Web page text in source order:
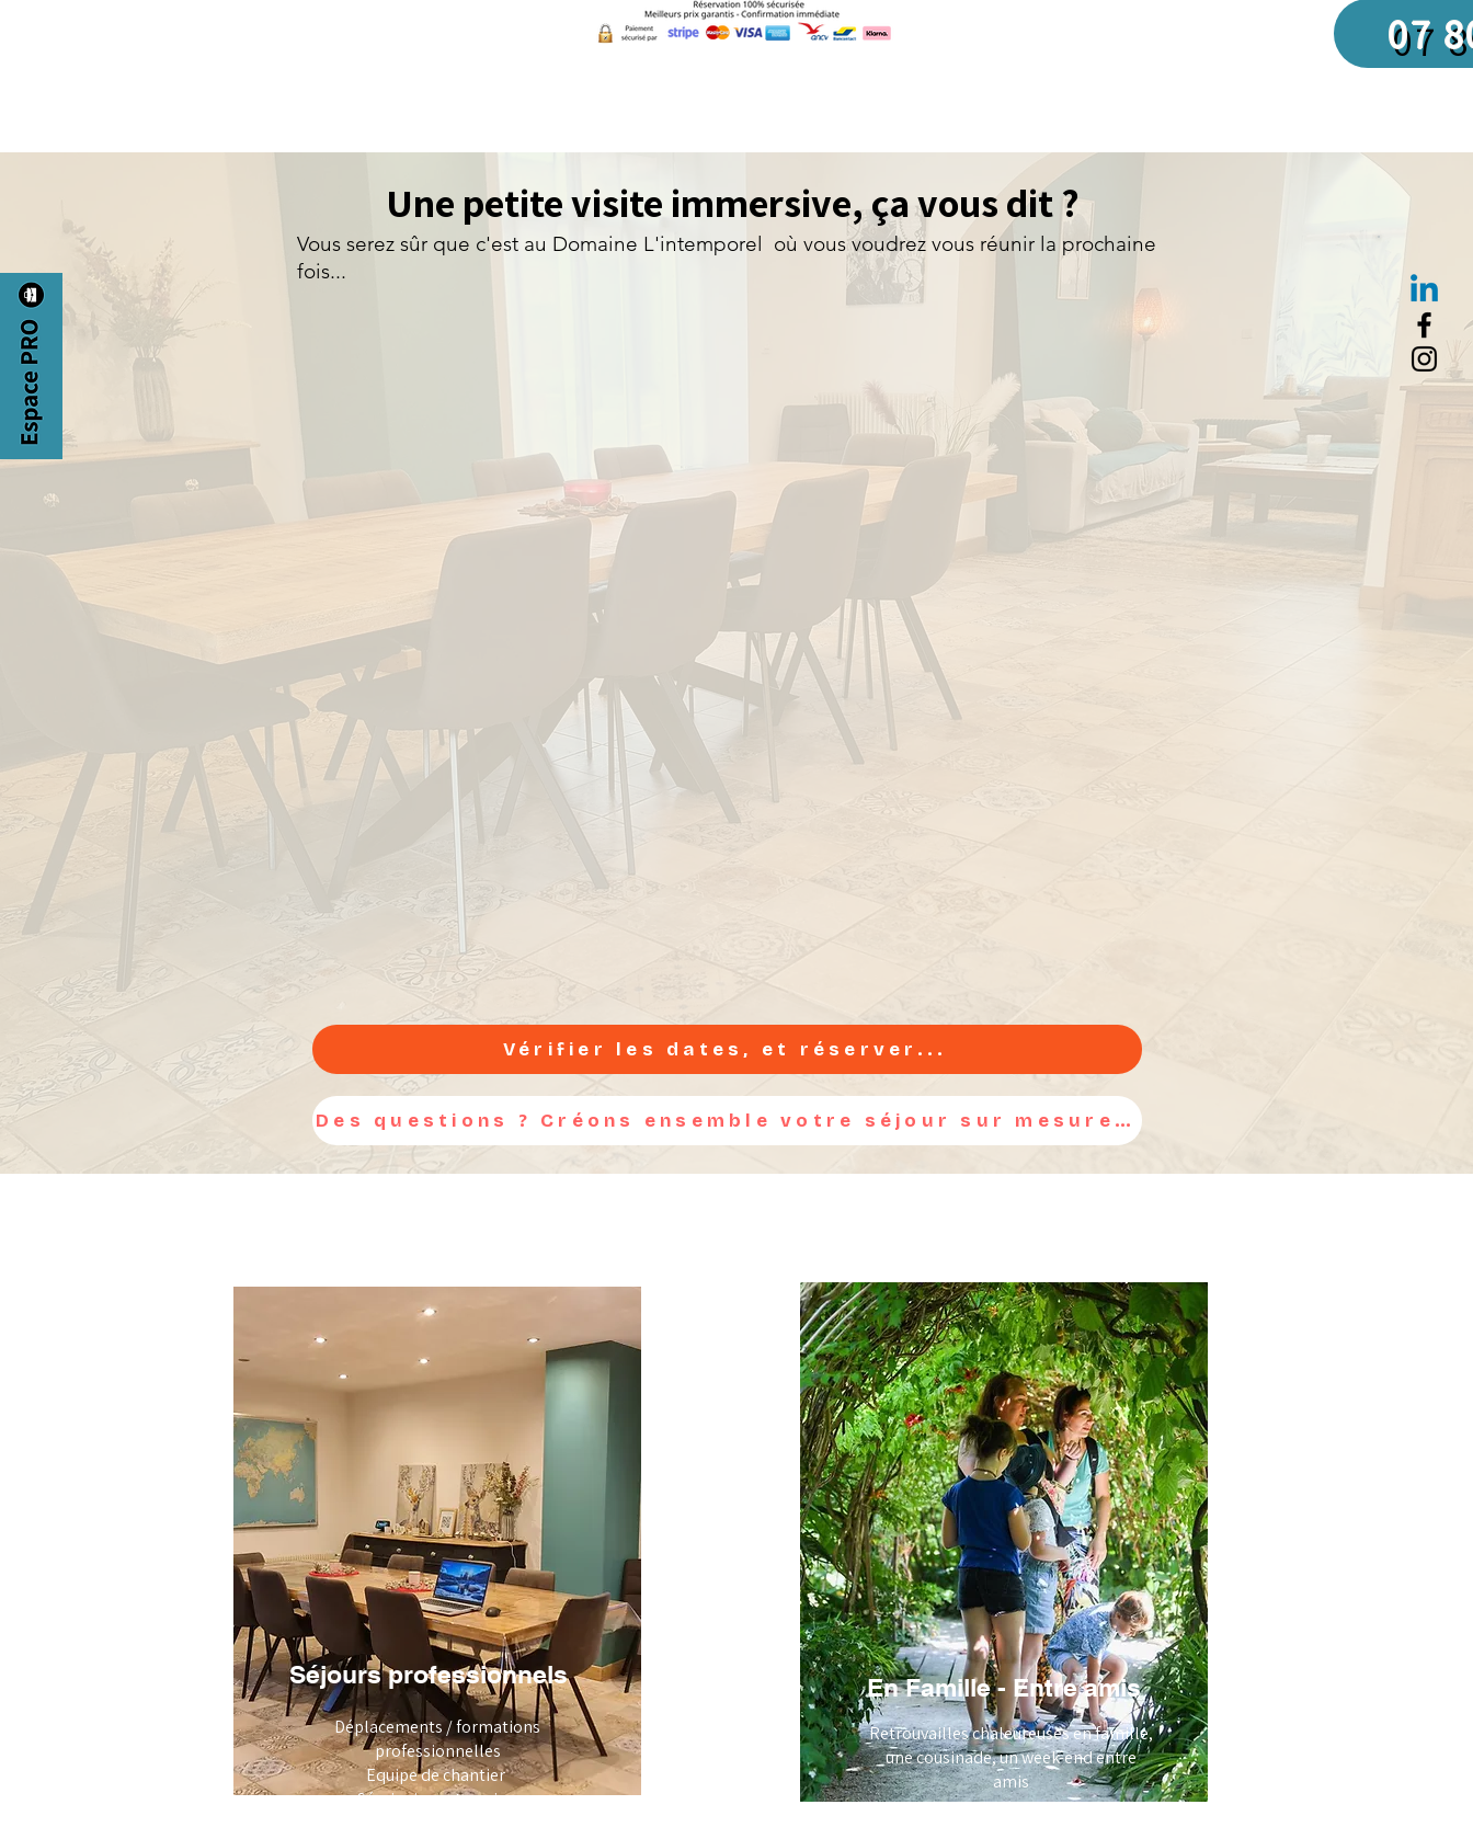
07
Une petite visite immersive, ça vous dit ?
Vous serez sûr que c'est au Domaine L'intemporel où vous voudrez vous réunir la prochaine
fois...
Vérifier les dates, et réserver...
Des questions ? Créons ensemble votre séjour sur mesure...
Séjours professionnels
Déplacements / formations
professionnelles
Equipe de chantier
Séminaire entreprise
En Famille - Entre amis
Retrouvailles chaleureuses en famille,
une cousinade, un week-end entre
amis